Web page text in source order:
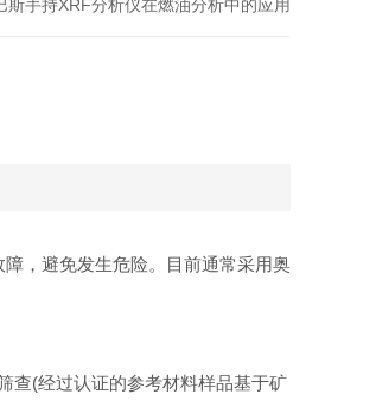
斯手持XRF分析仪在燃油分析中的应用
，避免发生危险。目前通常采用奥
(经过认证的参考材料样品基于矿